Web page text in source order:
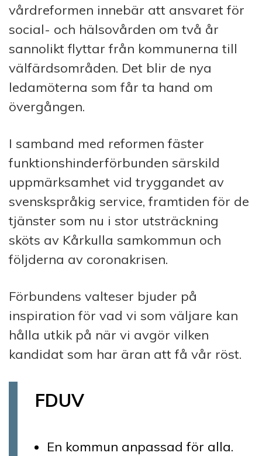
vårdreformen innebär att ansvaret för
social- och hälsovården om två år
sannolikt flyttar från kommunerna till
välfärdsområden. Det blir de nya
ledamöterna som får ta hand om
övergången.
I samband med reformen fäster
funktionshinderförbunden särskild
uppmärksamhet vid tryggandet av
svenskspråkig service, framtiden för de
tjänster som nu i stor utsträckning
sköts av Kårkulla samkommun och
följderna av coronakrisen.
Förbundens valteser bjuder på
inspiration för vad vi som väljare kan
hålla utkik på när vi avgör vilken
kandidat som har äran att få vår röst.
FDUV
En kommun anpassad för alla.